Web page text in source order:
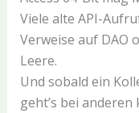
Viele alte API-
Verweise auf DAO
Leere.
Und sobald ein
geht’s bei anderen